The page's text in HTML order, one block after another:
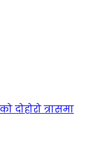
दोहोरो त्रासमा